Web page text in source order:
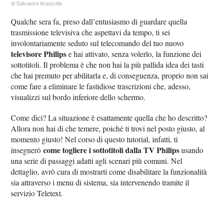
diSalvatore Aranzulla
Qualche sera fa, preso dall’entusiasmo di guardare quella
trasmissione televisiva che aspettavi da tempo, ti sei
involontariamente seduto sul telecomando del tuo nuovo
televisore Philipse hai attivato, senza volerlo, la funzione dei
sottotitoli. Il problema è che non hai la più pallida idea dei tasti
che hai premuto per abilitarla e, di conseguenza, proprio non sai
come fare a eliminare le fastidiose trascrizioni che, adesso,
visualizzi sul bordo inferiore dello schermo.
Come dici? La situazione è esattamente quella che ho descritto?
Allora non hai di che temere, poiché ti trovi nel posto giusto, al
momento giusto! Nel corso di questo tutorial, infatti, ti
insegneròcome togliere i sottotitoli dalla TV Philipsusando
una serie di passaggi adatti agli scenari più comuni. Nel
dettaglio, avrò cura di mostrarti come disabilitare la funzionalità
sia attraverso i menu di sistema, sia intervenendo tramite il
servizio Teletext.